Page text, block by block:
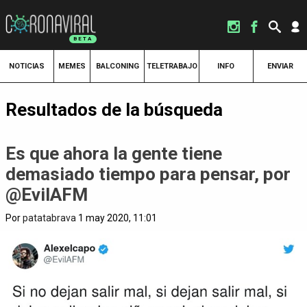
NOTICIAS MEMES BALCONING TELETRABAJO INFO ENVIAR
Resultados de la búsqueda
Es que ahora la gente tiene
demasiado tiempo para pensar, por
@EvilAFM
Porpatatabrava 1 may 2020, 11:01